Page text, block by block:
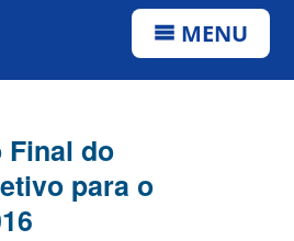
MENU
do
para o